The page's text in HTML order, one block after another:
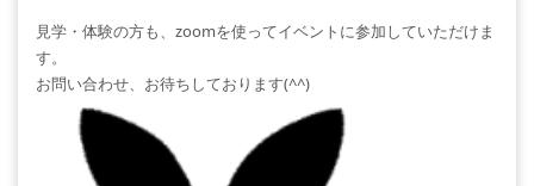
見学・体験の方も、zoomを使ってイベントに参加していただけま
す。
お問い合わせ、お待ちしております(^^)